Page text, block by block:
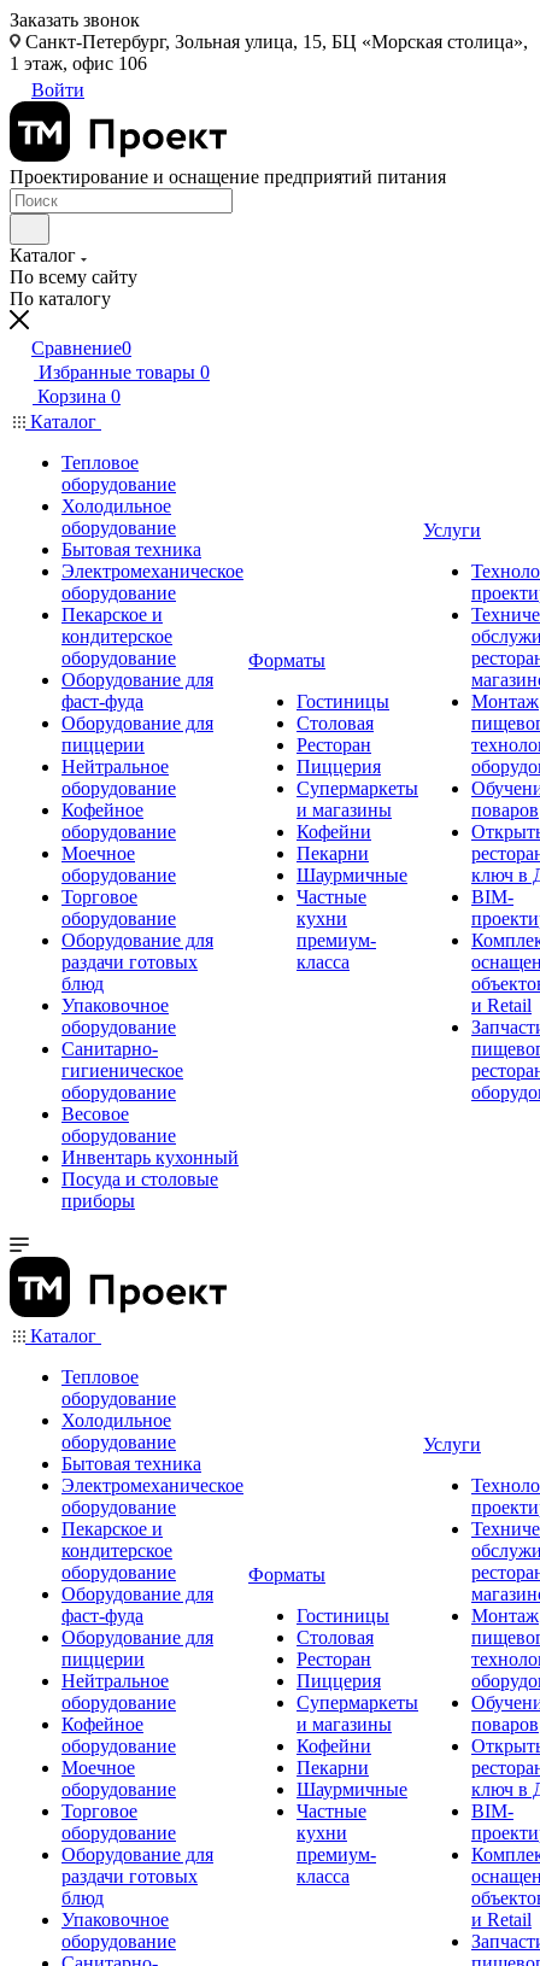
Заказать звонок
Санкт-Петербург, Зольная улица, 15, БЦ «Морская столица»,
1 этаж, офис 106
Войти
Проектирование и оснащение предприятий питания
Каталог
По всему сайту
По каталогу
Сравнение0
Избранные товары 0
Корзина 0
Каталог
Тепловое
оборудование
Холодильное
оборудование
Бытовая техника
Электромеханическое
оборудование
Пекарское и
кондитерское
оборудование
Оборудование для
фаст-фуда
Оборудование для
пиццерии
Нейтральное
оборудование
Кофейное
оборудование
Моечное
оборудование
Торговое
оборудование
Оборудование для
раздачи готовых
блюд
Упаковочное
оборудование
Санитарно-
гигиеническое
оборудование
Весовое
оборудование
Инвентарь кухонный
Посуда и столовые
приборы
Форматы
Гостиницы
Столовая
Ресторан
Пиццерия
Супермаркеты
и магазины
Кофейни
Пекарни
Шаурмичные
Частные
кухни
премиум-
класса
Услуги
Монтаж
поваров
ключ в
BIM-
и Retail
Каталог
Тепловое
оборудование
Холодильное
оборудование
Бытовая техника
Электромеханическое
оборудование
Пекарское и
кондитерское
оборудование
Оборудование для
фаст-фуда
Оборудование для
пиццерии
Нейтральное
оборудование
Кофейное
оборудование
Моечное
оборудование
Торговое
оборудование
Оборудование для
раздачи готовых
блюд
Упаковочное
оборудование
Форматы
Гостиницы
Столовая
Ресторан
Пиццерия
Супермаркеты
и магазины
Кофейни
Пекарни
Шаурмичные
Частные
кухни
премиум-
класса
Услуги
Монтаж
поваров
ключ в
BIM-
и Retail